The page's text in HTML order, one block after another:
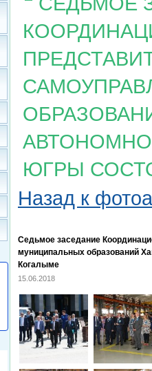
ЮГРЫ
Назад к
Седьмое заседание
муниципальных образований
Когалыме
15.06.2018